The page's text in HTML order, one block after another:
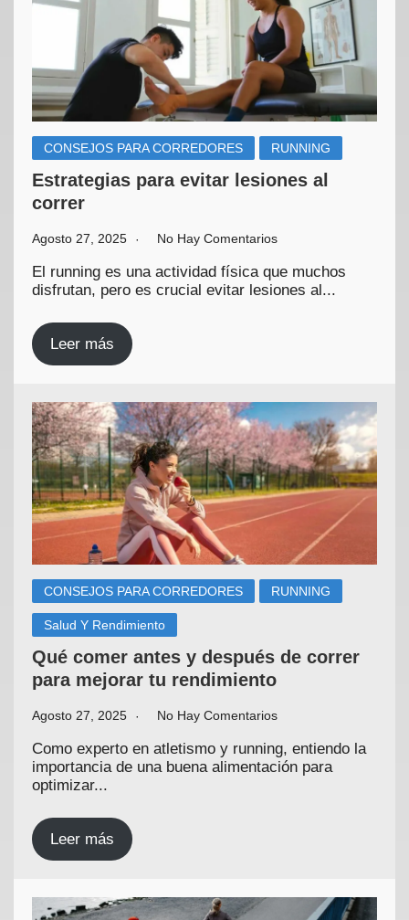
CONSEJOS PARA CORREDORES RUNNING
Estrategias para evitar lesiones al
correr
Agosto 27, 2025 No Hay Comentarios
El running es una actividad física que muchos
disfrutan, pero es crucial evitar lesiones al...
Leer más
CONSEJOS PARA CORREDORES RUNNING
Salud Y Rendimiento
Qué comer antes y después de correr
para mejorar tu rendimiento
Agosto 27, 2025 No Hay Comentarios
Como experto en atletismo y running, entiendo la
importancia de una buena alimentación para
optimizar...
Leer más